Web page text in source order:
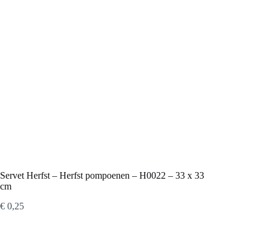
Servet Herfst – Herfst pompoenen – H0022 – 33 x 33
cm
€ 0,25